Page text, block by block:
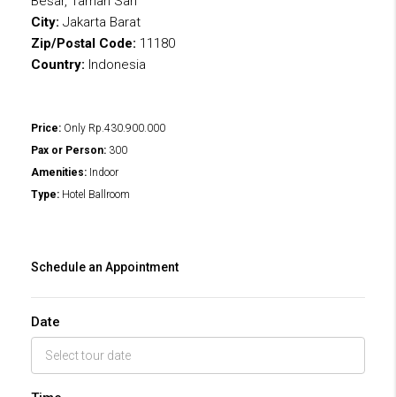
City: Jakarta Barat
Zip/Postal Code: 11180
Country: Indonesia
Price: Only Rp.430.900.000
Pax or Person: 300
Amenities: Indoor
Type: Hotel Ballroom
Schedule an Appointment
Date